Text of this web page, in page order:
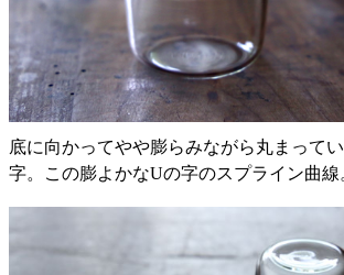
底に向かってやや膨らみながら丸まって
字。この膨よかなUの字のスプライン曲線